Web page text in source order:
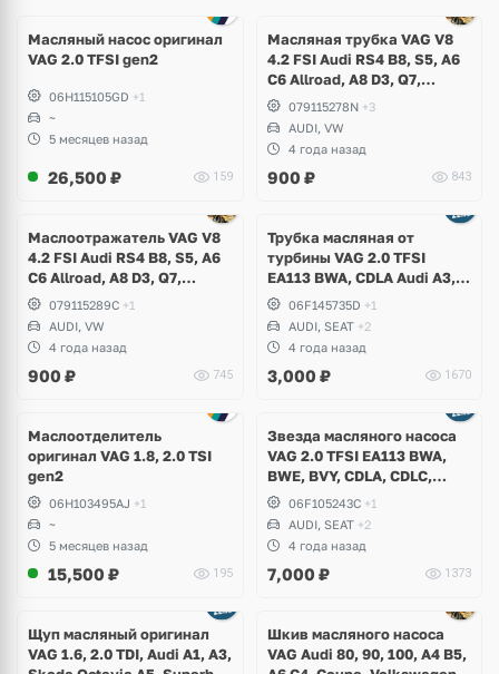
Масляный насос оригинал
VAG 2.0 TFSI gen2
06H115105GD +1
~
5 месяцев назад
26,500 ₽ 159
Масляная трубка VAG V8
4.2 FSI Audi RS4 B8, S5, A6
C6 Allroad, A8 D3, Q7,
Volkswagen Touareg
079115278N +3
AUDI, VW
4 года назад
900 ₽ 843
Маслоотражатель VAG V8
4.2 FSI Audi RS4 B8, S5, A6
C6 Allroad, A8 D3, Q7,
Volkswagen Touareg
079115289C +1
AUDI, VW
4 года назад
900 ₽ 745
Трубка масляная от
турбины VAG 2.0 TFSI
EA113 BWA, CDLA Audi A3,
TT, Volkswagen Golf V GTI,
Passat B6, Eos, Skoda
Octavia A5 RS, Seat Leon
Cupra
06F145735D +1
AUDI, SEAT +2
4 года назад
3,000 ₽ 1670
Маслоотделитель
оригинал VAG 1.8, 2.0 TSI
gen2
06H103495AJ +1
~
5 месяцев назад
15,500 ₽ 195
Звезда масляного насоса
VAG 2.0 TFSI EA113 BWA,
BWE, BVY, CDLA, CDLC,
Audi, Volkswagen, Skoda,
Seat
06F105243C +1
AUDI, SEAT +2
4 года назад
7,000 ₽ 1373
Щуп масляный оригинал
VAG 1.6, 2.0 TDI, Audi A1, A3,
Шкив масляного насоса
VAG Audi 80, 90, 100, A4 B5,